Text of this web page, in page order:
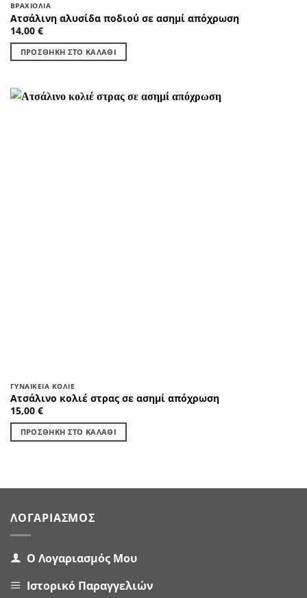
ΒΡΑΧΙΌΛΙΑ
Ατσάλινη αλυσίδα ποδιού σε ασημί απόχρωση
14,00 €
ΠΡΟΣΘΉΚΗ ΣΤΟ ΚΑΛΆΘΙ
ΓΥΝΑΙΚΕΊΑ ΚΟΛΙΈ
Ατσάλινο κολιέ στρας σε ασημί απόχρωση
15,00 €
ΠΡΟΣΘΉΚΗ ΣΤΟ ΚΑΛΆΘΙ
ΛΟΓΑΡΙΑΣΜΌΣ
Ο Λογαριασμός Μου
Ιστορικό Παραγγελιών